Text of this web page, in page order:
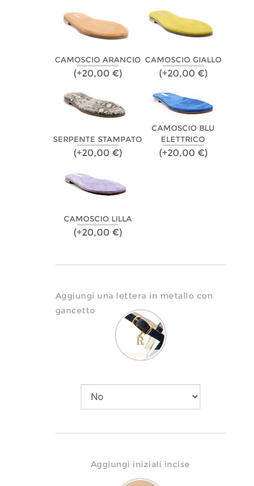
CAMOSCIO ARANCIO
(+20,00 €)
CAMOSCIO GIALLO
(+20,00 €)
SERPENTE STAMPATO
(+20,00 €)
CAMOSCIO BLU
ELETTRICO
(+20,00 €)
CAMOSCIO LILLA
(+20,00 €)
Aggiungi una lettera in metallo con
gancetto
Aggiungi iniziali incise